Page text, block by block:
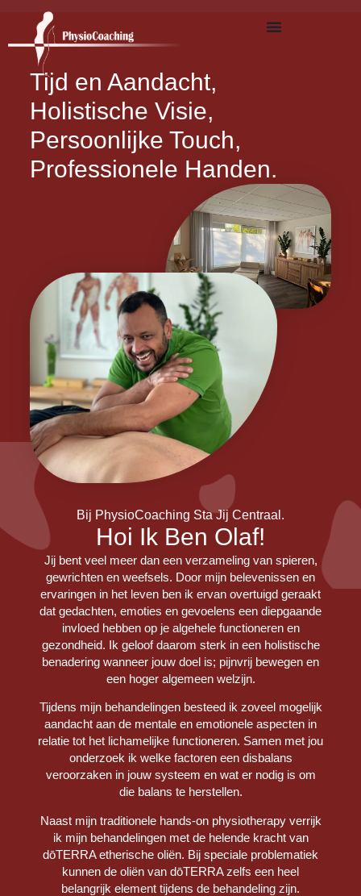
Tijd en Aandacht,
Holistische Visie,
Persoonlijke Touch,
Professionele Handen.
Bij PhysioCoaching Sta Jij Centraal.
Hoi Ik Ben Olaf!
Jij bent veel meer dan een verzameling van spieren,
gewrichten en weefsels. Door mijn belevenissen en
ervaringen in het leven ben ik ervan overtuigd geraakt
dat gedachten, emoties en gevoelens een diepgaande
invloed hebben op je algehele functioneren en
gezondheid. Ik geloof daarom sterk in een holistische
benadering wanneer jouw doel is; pijnvrij bewegen en
een hoger algemeen welzijn.
Tijdens mijn behandelingen besteed ik zoveel mogelijk
aandacht aan de mentale en emotionele aspecten in
relatie tot het lichamelijke functioneren. Samen met jou
onderzoek ik welke factoren een disbalans
veroorzaken in jouw systeem en wat er nodig is om
die balans te herstellen.
Naast mijn traditionele hands-on physiotherapy verrijk
ik mijn behandelingen met de helende kracht van
dōTERRA etherische oliën. Bij speciale problematiek
kunnen de oliën van dōTERRA zelfs een heel
belangrijk element tijdens de behandeling zijn.